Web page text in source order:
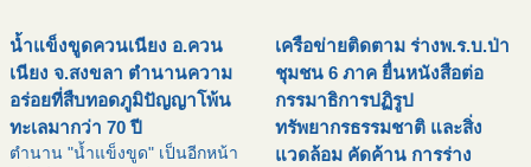
นวันสเก็ตบอร์ดโลก ( Go S
น้ำแข็งขูดควนเนียง อ.ควน
เนียง จ.สงขลา ตำนานความ
อร่อยที่สืบทอดภูมิปัญญาโพ้น
ทะเลมากว่า 70 ปี
ตำนาน "น้ำแข็งขูด" เป็นอีกหน้า
เครือข่ายติดตาม ร่างพ.ร.บ.ป่า
ชุมชน 6 ภาค ยื่นหนังสือต่อ
กรรมาธิการปฏิรูป
ทรัพยากรธรรมชาติ และสิ่ง
แวดล้อม คัดค้าน การร่าง